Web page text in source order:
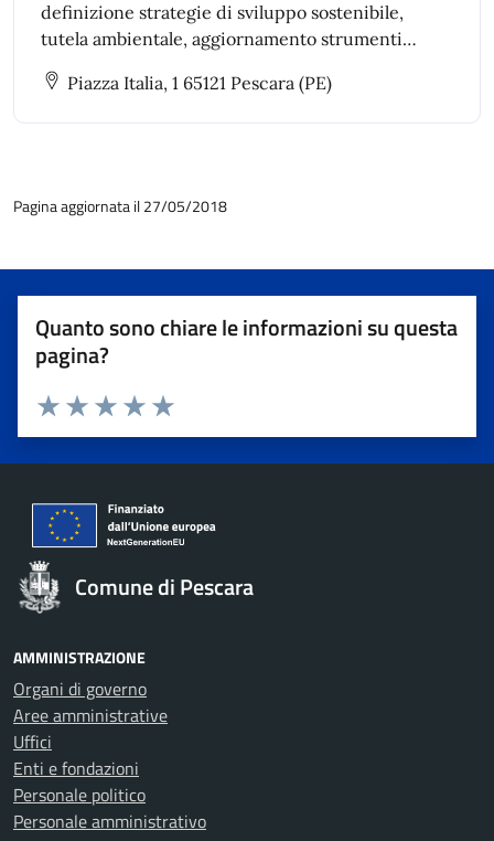
definizione strategie di sviluppo sostenibile,
tutela ambientale, aggiornamento strumenti
urbanistici, piani di settore e piani speciali anche
intercomunali.
Piazza Italia, 1 65121 Pescara (PE)
Pagina aggiornata il 27/05/2018
Quanto sono chiare le informazioni su questa
pagina?
Valuta 5 stelle su 5
Valuta 4 stelle su 5
Valuta 3 stelle su 5
Valuta 2 stelle su 5
Valuta 1 stelle su 5
Comune di Pescara
AMMINISTRAZIONE
Organi di governo
Aree amministrative
Uffici
Enti e fondazioni
Personale politico
Personale amministrativo